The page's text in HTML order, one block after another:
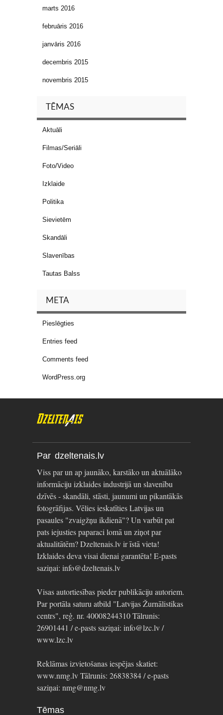
marts 2016
februāris 2016
janvāris 2016
decembris 2015
novembris 2015
TĒMAS
Aktuāli
Filmas/Seriāli
Foto/Video
Izklaide
Politika
Sievietēm
Skandāli
Slavenības
Tautas Balss
META
Pieslēgties
Entries feed
Comments feed
WordPress.org
Par dzeltenais.lv
Viss par un ap jaunāko, karstāko un aktuālāko
informāciju izklaides industrijā un slavenību
dzīvēs - skandāli, stāsti, jaunumi un pikantākās
fotogrāfijas. Vēlies ieskatīties Latvijas un
pasaules "zvaigžņu ikdienā"? Un varbūt pat
pats iejusties paparaci lomā un ziņot par
aktualitātēm? Dzeltenais.lv ir īstā vieta!
Izklaides deva visai dienai garantēta! E-pasts
saziņai: info@dzeltenais.lv
Visas autortiesības pieder publikāciju autoriem.
Par portāla saturu atbild "Latvijas Žurnālistikas
centrs", reģ. nr. 40008244310 Tālrunis:
26901441 / e-pasts saziņai: info@lzc.lv /
www.lzc.lv
Reklāmas izvietošanas iespējas skatiet:
www.nmg.lv Tālrunis: 26838384 / e-pasts
saziņai: nmg@nmg.lv
Tēmas